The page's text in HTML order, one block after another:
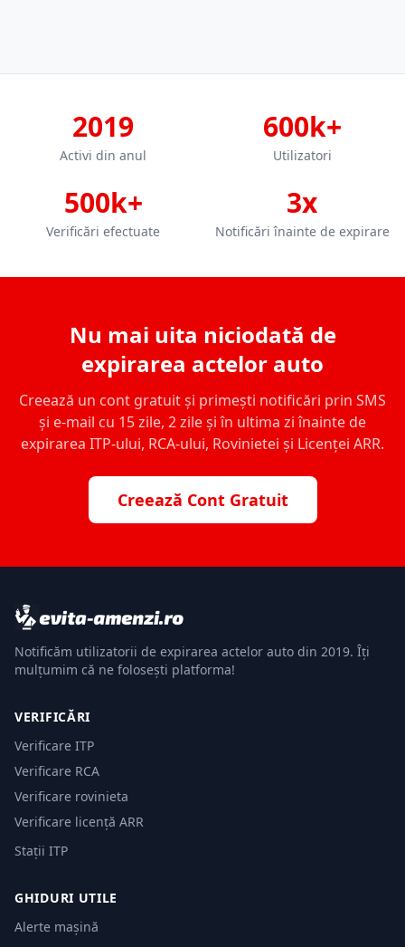
2019
Activi din anul
600k+
Utilizatori
500k+
Verificări efectuate
3x
Notificări înainte de expirare
Nu mai uita niciodată de
expirarea actelor auto
Creează un cont gratuit și primești notificări prin SMS
și e-mail cu 15 zile, 2 zile și în ultima zi înainte de
expirarea ITP-ului, RCA-ului, Rovinietei și Licenței ARR.
Creează Cont Gratuit
Notificăm utilizatorii de expirarea actelor auto din 2019. Îți
mulțumim că ne folosești platforma!
VERIFICĂRI
Verificare ITP
Verificare RCA
Verificare rovinieta
Verificare licență ARR
Stații ITP
GHIDURI UTILE
Alerte mașină